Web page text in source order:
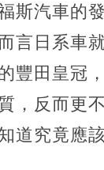
斯汽車的
言日系車
豐田皇冠
，反而更
道究竟應